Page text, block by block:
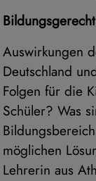
Auswirkungen
Deutschland
Folgen für die
Schüler? Was
möglichen
Lehrerin aus